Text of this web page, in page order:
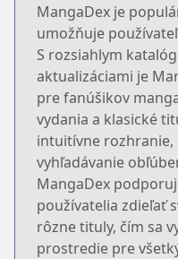
MangaDex je
umožňuje
S rozsiahlym
aktualizáciami je
pre fanúšikov
vydania a klasické
intuitívne rozhranie,
vyhľadávanie
MangaDex
používatelia zdieľať
rôzne tituly, čím sa
prostredie pre